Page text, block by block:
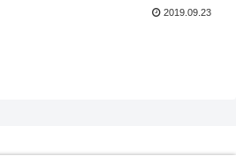
2019.09.23